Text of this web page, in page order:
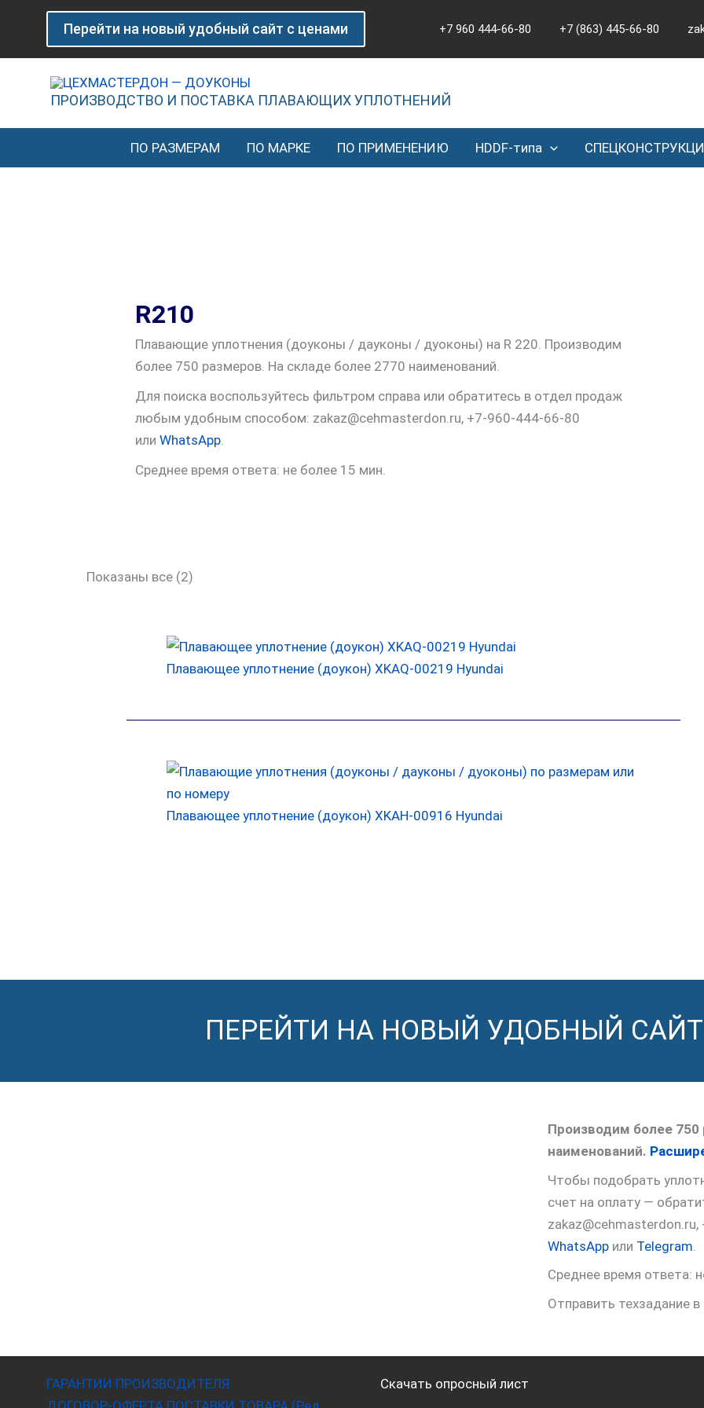
Перейти
содержимому
Перейти на новый удобный сайт с ценами +7 960 444-66-80 +7 (863) 445-66-80
ПРОИЗВОДСТВО И ПОСТАВКА ПЛАВАЮЩИХ УПЛОТНЕНИЙ
ПО РАЗМЕРАМ ПО МАРКЕ ПО ПРИМЕНЕНИЮ HDDF-типа
R210
Плавающие уплотнения (доуконы / дауконы / дуоконы) на R 220. Производим
более 750 размеров. На складе более 2770 наименований.
Для поиска воспользуйтесь фильтром справа или обратитесь в отдел продаж
любым удобным способом: zakaz@cehmasterdon.ru, +7-960-444-66-80
или WhatsApp.
Среднее время ответа: не более 15 мин.
Показаны все (2)
Сортировка:
по
популярности
Плавающее уплотнение (доукон) XKAQ-00219 Hyundai
Плавающее уплотнение (доукон) XKAH-00916 Hyundai
ПЕРЕЙТИ НА НОВЫЙ УДОБНЫЙ
Производим более 750
наименований.
Чтобы подобрать
счет на оплату —
WhatsApp или Telegram
Среднее время ответа:
Отправить техзадание
ГАРАНТИИ ПРОИЗВОДИТЕЛЯ
Скачать опросный лист